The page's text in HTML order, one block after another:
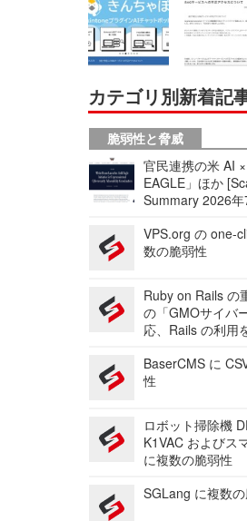
カテゴリ別新着記
脆弱性と脅威
官民連携の米 AI
EAGLE」ほか
Summary 2026
VPS.org の one-
数の脆弱性
Ruby on Rails の
の「GMOサイバ
応、Rails の利用
BaserCMS に
性
ロボット掃除機
K1VAC およびス
に複数の脆弱性
SGLang に複数